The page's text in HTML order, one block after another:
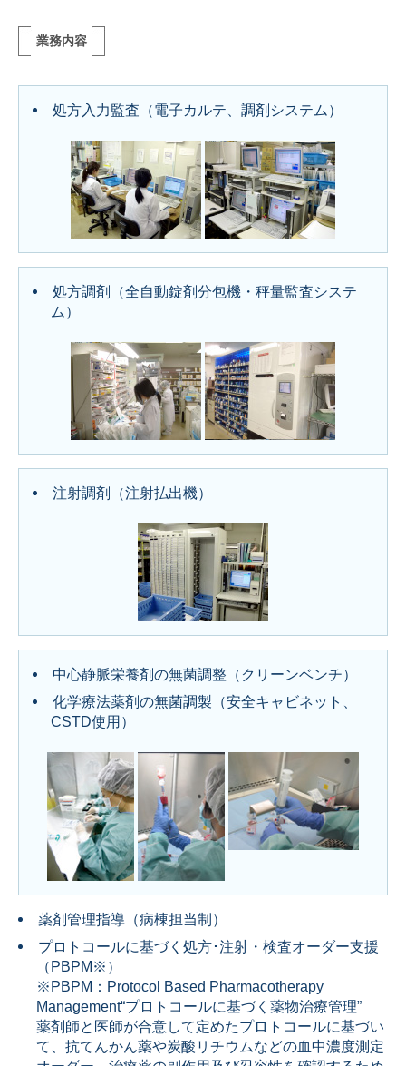
業務内容
処方入力監査（電子カルテ、調剤システム）
処方調剤（全自動錠剤分包機・秤量監査システ
ム）
注射調剤（注射払出機）
中心静脈栄養剤の無菌調整（クリーンベンチ）
化学療法薬剤の無菌調製（安全キャビネット、
CSTD使用）
薬剤管理指導（病棟担当制）
プロトコールに基づく処方･注射・検査オーダー支援
（PBPM※）
※PBPM：Protocol Based Pharmacotherapy
Management“プロトコールに基づく薬物治療管理”
薬剤師と医師が合意して定めたプロトコールに基づい
て、抗てんかん薬や炭酸リチウムなどの血中濃度測定